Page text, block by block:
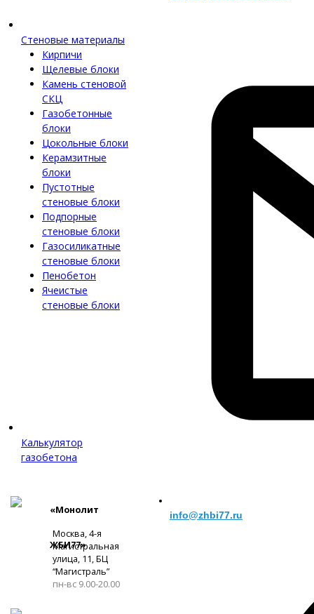
Стеновые материалы
Кирпичи
Щелевые блоки
Камень стеновой
СКЦ
Газобетонные
блоки
Цокольные блоки
Керамзитные
блоки
Пустотные
стеновые блоки
Подпорные
стеновые блоки
Газосиликатные
стеновые блоки
Пенобетон
Ячеистые
стеновые блоки
Калькулятор
газобетона
«Монолит
ЖБИ77»
Москва, 4-я
Магистральная
улица, 11, ​БЦ
“Магистраль”
пн-вс 9.00-20.00
info@zhbi77.ru